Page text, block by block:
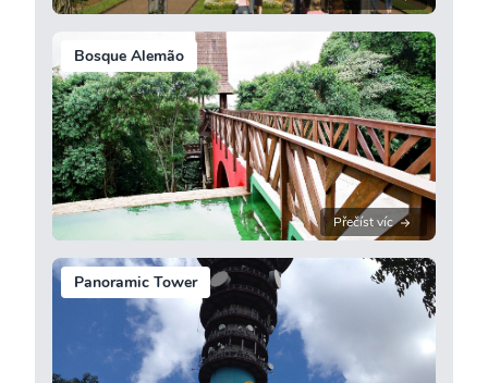
Bosque Alemão
Přečíst víc
Panoramic Tower